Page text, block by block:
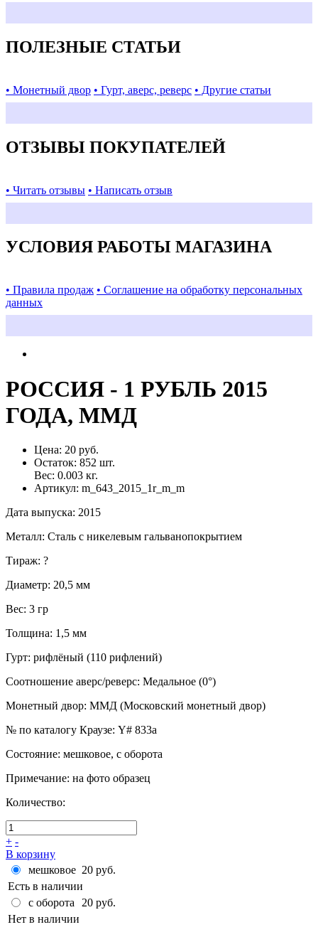
ПОЛЕЗНЫЕ СТАТЬИ
• Монетный двор • Гурт, аверс, реверс • Другие статьи
ОТЗЫВЫ ПОКУПАТЕЛЕЙ
• Читать отзывы • Написать отзыв
УСЛОВИЯ РАБОТЫ МАГАЗИНА
• Правила продаж • Соглашение на обработку персональных
данных
РОССИЯ - 1 РУБЛЬ 2015
ГОДА, ММД
Цена: 20 руб.
Остаток: 852 шт.
Вес: 0.003 кг.
Артикул: m_643_2015_1r_m_m
Дата выпуска: 2015
Металл: Сталь с никелевым гальванопокрытием
Тираж: ?
Диаметр: 20,5 мм
Вес: 3 гр
Толщина: 1,5 мм
Гурт: рифлёный (110 рифлений)
Соотношение аверс/реверс: Медальное (0°)
Монетный двор: ММД (Московский монетный двор)
№ по каталогу Краузе: Y# 833a
Состояние: мешковое, с оборота
Примечание: на фото образец
Количество:
+ -
В корзину
мешковое 20 руб.
Есть в наличии
с оборота
20 руб.
Нет в наличии